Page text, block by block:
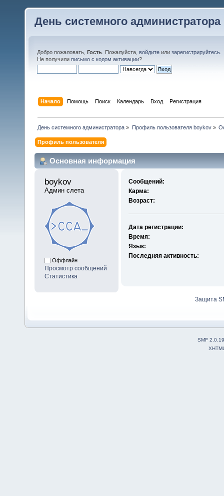
День системного администратора
Добро пожаловать, Гость . Пожалуйста, войдите или зарегистрируйтесь
Не получили письмо с кодом активации?
Начало Помощь Поиск Календарь Вход Регистрация
День системного администратора » Профиль пользователя boykov»
Профиль пользователя
Основная информация
boykov
Админ слета
Оффлайн
Просмотр сообщений
Статистика
Сообщений:
Карма:
Возраст:
Дата регистрации:
Время:
Язык:
Последняя активность:
Защита
SMF 2.0.19